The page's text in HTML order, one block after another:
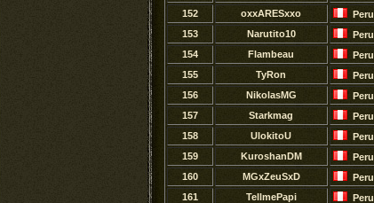
152
oxxARESxxo Peru
153
Narutito10 Peru
154
Flambeau Peru
155
TyRon Peru
156
NikolasMG Peru
157
Starkmag Peru
158
UlokitoU Peru
159
KuroshanDM Peru
160
MGxZeuSxD Peru
161
TellmePapi Peru